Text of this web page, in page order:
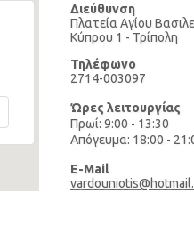
Διεύθυνση
Πλατεία Αγίου
Κύπρου 1 - Τρίπολη
Τηλέφωνo
2714-003097
Ώρες λειτουργίας
Πρωί: 9:00 - 13:30
Απόγευμα: 18:00 -
E-Mail